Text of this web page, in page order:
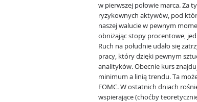
w pierwszej połowie marca. Za
ryzykownych aktywów, pod
naszej walucie w pewnym
obniżając stopy procentowe,
Ruch na południe udało się
pracy, który dzięki pewnym
analityków. Obecnie kurs
minimum a linią trendu. Ta
FOMC. W ostatnich dniach
wspierające (choćby